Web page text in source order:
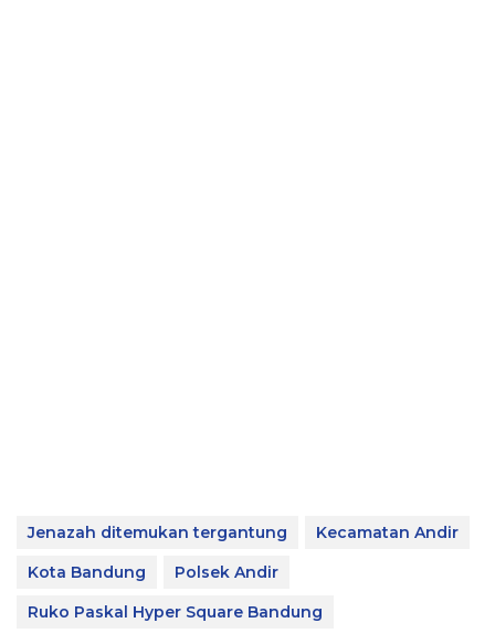
Jenazah ditemukan tergantung
Kecamatan Andir
Kota Bandung
Polsek Andir
Ruko Paskal Hyper Square Bandung